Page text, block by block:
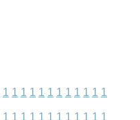
1 1 1 1 1 1 1 1 1 1 1 1
1 1 1 1 1 1 1 1 1 1 1 1